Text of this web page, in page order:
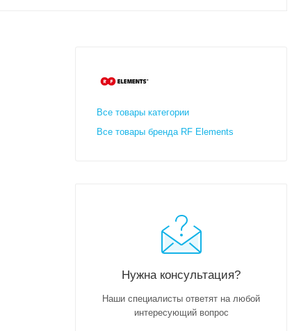
Все товары категории
Все товары бренда RF Elements
Нужна консультация?
Наши специалисты ответят на любой
интересующий вопрос